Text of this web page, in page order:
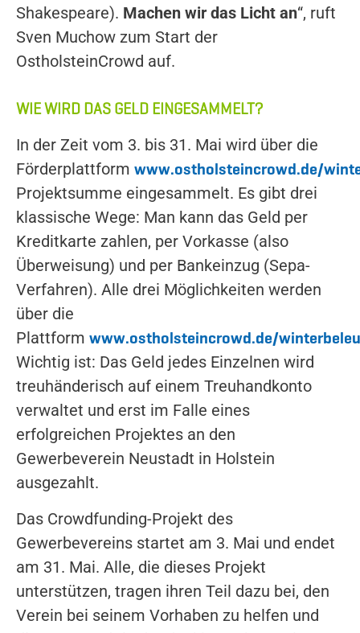
Shakespeare). Machen wir das Licht an“, ruft
Sven Muchow zum Start der
OstholsteinCrowd auf.
WIE WIRD DAS GELD EINGESAMMELT?
In der Zeit vom 3. bis 31. Mai wird über die
Förderplattform www.ostholsteincrowd.de/
Projektsumme eingesammelt. Es gibt drei
klassische Wege: Man kann das Geld per
Kreditkarte zahlen, per Vorkasse (also
Überweisung) und per Bankeinzug (Sepa-
Verfahren). Alle drei Möglichkeiten werden
über die
Plattform www.ostholsteincrowd.de/
Wichtig ist: Das Geld jedes Einzelnen wird
treuhänderisch auf einem Treuhandkonto
verwaltet und erst im Falle eines
erfolgreichen Projektes an den
Gewerbeverein Neustadt in Holstein
ausgezahlt.
Das Crowdfunding-Projekt des
Gewerbevereins startet am 3. Mai und endet
am 31. Mai. Alle, die dieses Projekt
unterstützen, tragen ihren Teil dazu bei, den
Verein bei seinem Vorhaben zu helfen und